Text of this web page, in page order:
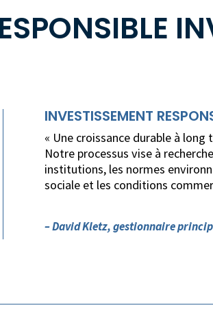
INVESTISSEMENT
« Une croissance durable à
Notre processus vise à
institutions, les normes
sociale et les conditions
– David Kletz, gestionnaire